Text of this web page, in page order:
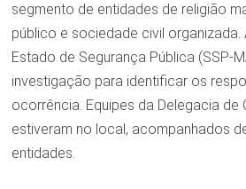
segmento de entidades de religião
público e sociedade civil organizada.
Estado de Segurança Pública (SSP-
investigação para identificar os
ocorrência. Equipes da Delegacia de
estiveram no local, acompanhados
entidades.